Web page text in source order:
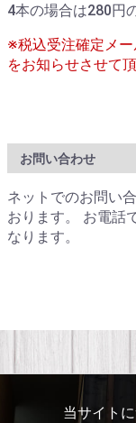
4本の場合は280円
※税込受注確定メ
をお知らせさせて
お問い合わせ
ネットでのお問い
おります。 お電話
なります。
当サイト